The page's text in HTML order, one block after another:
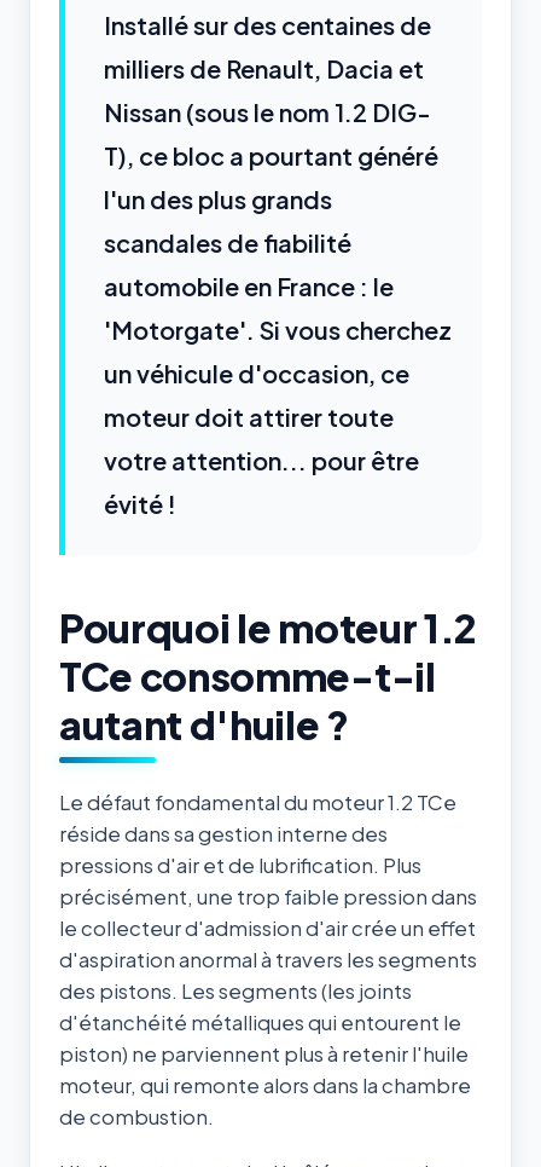
Installé sur des centaines de
milliers de Renault, Dacia et
Nissan (sous le nom 1.2 DIG-
T), ce bloc a pourtant généré
l'un des plus grands
scandales de fiabilité
automobile en France : le
'Motorgate'. Si vous cherchez
un véhicule d'occasion, ce
moteur doit attirer toute
votre attention... pour être
évité !
Pourquoi le moteur 1.2
TCe consomme-t-il
autant d'huile ?
Le défaut fondamental du moteur 1.2 TCe
réside dans sa gestion interne des
pressions d'air et de lubrification. Plus
précisément, une trop faible pression dans
le collecteur d'admission d'air crée un effet
d'aspiration anormal à travers les segments
des pistons. Les segments (les joints
d'étanchéité métalliques qui entourent le
piston) ne parviennent plus à retenir l'huile
moteur, qui remonte alors dans la chambre
de combustion.